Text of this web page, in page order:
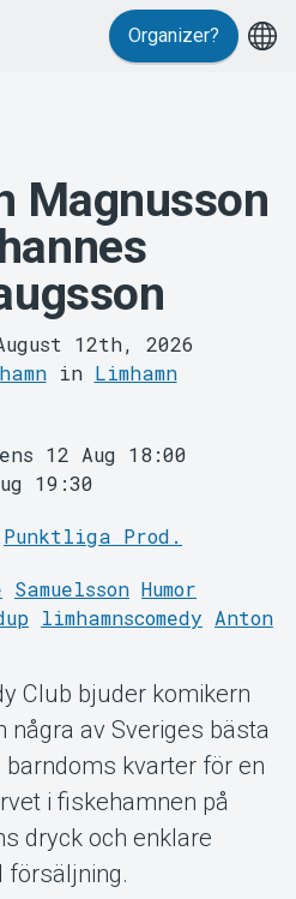
Tickster
Organizer?
Magnusson
12th, 2026
in Limhamn
12 Aug 18:00
19:30
Punktliga Prod.
Samuelsson Humor
limhamnscomedy Anton
Club bjuder komikern
några av Sveriges bästa
kvarter för en
i fiskehamnen på
dryck och enklare
försäljning.